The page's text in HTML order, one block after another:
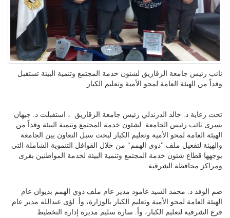
نائب رئيس جامعة الزقازيق لشئون خدمة المجتمع وتنمية البيئة تستقبل
وفداً من الهيئة العامة لمحو الأمية وتعليم الكبار
تحت رعاية د. خالد الدرندلي رئيس جامعة الزقازيق ، استقبلت د. جيهان
يسرى نائب رئيس الجامعة لشئون خدمة المجتمع وتنمية البيئة وفداً من
الهيئة العامة لمحو الأمية وتعليم الكبار لبحث سبل التعاون بين الجامعة
والهيئة لتفعيل ملف "ذوي الهمم" من خلال القوافل التنموية الشاملة التي
يوجهها قطاع شئون خدمة المجتمع وتنمية البيئة لخدمة المواطنين بقرى
ومراكز محافظة الشرقية .
ضم الوفد د. محمد السيد عامود مدير عام ملف ذوي الهمم بديوان عام
الهيئة العامة لمحو الأمية وتعليم الكبار بالوزارة، وأ. لؤى عبدالله مدير عام
فرع الشرقية لتعليم الكبار، وأ. سارة سليم مديرة إدارة التخطيط